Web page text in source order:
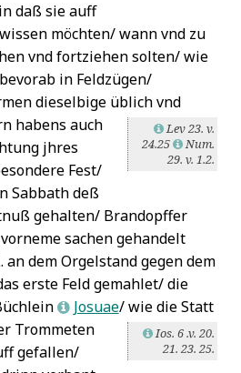
daß sie auff
möchten/ wann vnd zu
vnd fortziehen solten/ wie
in Feldzügen/
dieselbige üblich vnd
habens
LLev 23. v.
24.25 LNum.
29. v. 1.2.
auch
jhres
Fest/
Sabbath deß
gehalten/ Brandopffer
sachen gehandelt
an dem Orgelstand gegen dem
erste Feld gemahlet/ die
L Josuae/ wie die Statt
LIos. 6 .v. 20.
21. 23. 25.
Trommeten
gefallen/